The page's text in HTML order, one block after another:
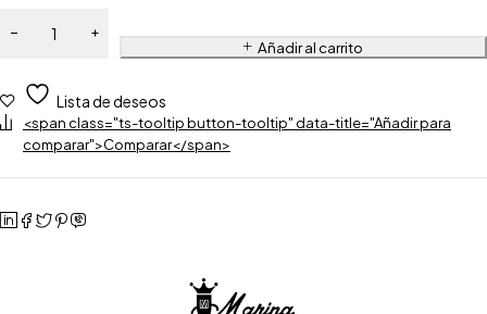
Añadir al carrito
Lista de deseos
<span class="ts-tooltip button-tooltip" data-title="Añadir para
comparar">Comparar</span>